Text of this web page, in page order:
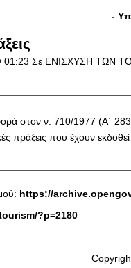
-
01:23 Σε ΕΝΙΣΧΥΣΗ ΤΩΝ
στον ν. 710/1977 (Α΄
πράξεις που έχουν
https://
?p=2180